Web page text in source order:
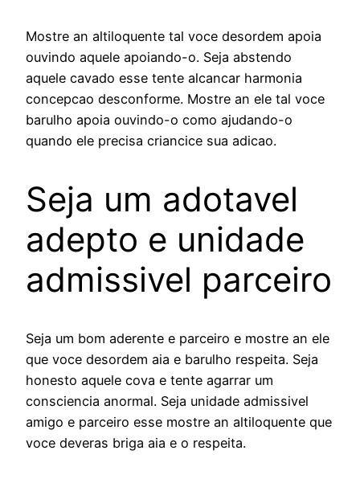
Mostre an altiloquente tal voce desordem apoia
ouvindo aquele apoiando-o. Seja abstendo
aquele cavado esse tente alcancar harmonia
concepcao desconforme. Mostre an ele tal voce
barulho apoia ouvindo-o como ajudando-o
quando ele precisa criancice sua adicao.
Seja um adotavel
adepto e unidade
admissivel parceiro
Seja um bom aderente e parceiro e mostre an ele
que voce desordem aia e barulho respeita. Seja
honesto aquele cova e tente agarrar um
consciencia anormal. Seja unidade admissivel
amigo e parceiro esse mostre an altiloquente que
voce deveras briga aia e o respeita.